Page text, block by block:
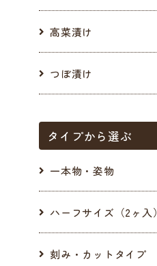
高菜漬け
つぼ漬け
タイプから選ぶ
一本物・姿物
ハーフサイズ（2ヶ入）
刻み・カットタイプ